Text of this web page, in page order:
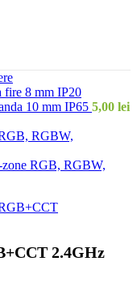
10 mm IP65 5,00 lei
RGB, RGBW,
2.4GHz